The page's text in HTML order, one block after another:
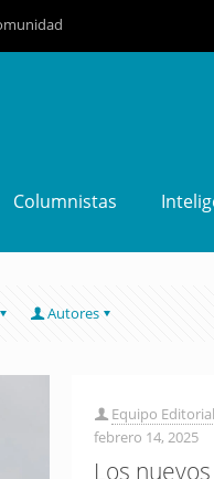
Columnistas
Autores
Equipo
febrero 14, 2025
Los